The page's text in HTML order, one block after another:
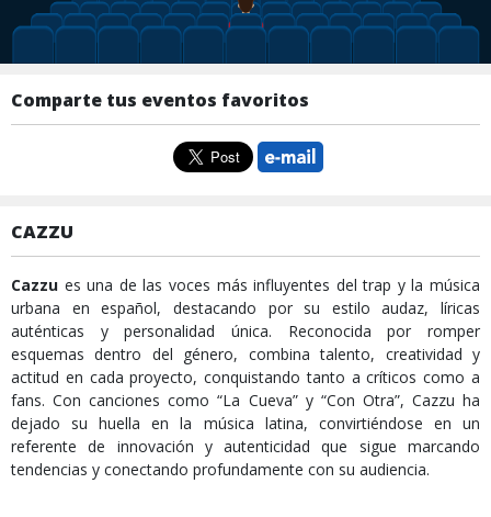
Comparte tus eventos favoritos
CAZZU
Cazzu es una de las voces más influyentes del trap y la música
urbana en español, destacando por su estilo audaz, líricas
auténticas y personalidad única. Reconocida por romper
esquemas dentro del género, combina talento, creatividad y
actitud en cada proyecto, conquistando tanto a críticos como a
fans. Con canciones como “La Cueva” y “Con Otra”, Cazzu ha
dejado su huella en la música latina, convirtiéndose en un
referente de innovación y autenticidad que sigue marcando
tendencias y conectando profundamente con su audiencia.